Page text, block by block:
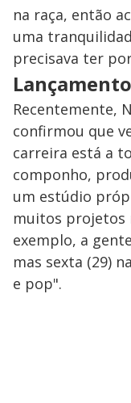
na raça, então
uma
precisava ter
Recentemente,
confirmou que
carreira está a
componho,
um estúdio
muitos projetos
exemplo, a
mas sexta (29)
e pop".